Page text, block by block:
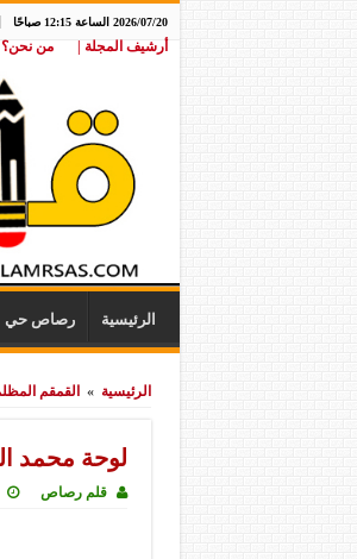
2026/07/20 الساعة 12:15 صباحًا
أرشيف المجلة | من نحن؟ |
الرئيسية رصاص حي
الرئيسية » القمقم
لوحة محمد
قلم رصاص